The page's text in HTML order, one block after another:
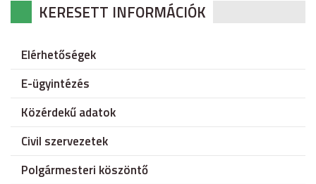
KERESETT INFORMÁCIÓK
Elérhetőségek
E-ügyintézés
Közérdekű adatok
Civil szervezetek
Polgármesteri köszöntő